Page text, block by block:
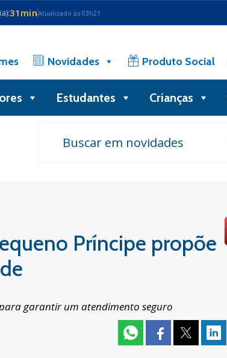
31minAtualizado às 03h21
Novidades Produto Social
Estudantes Crianças
Príncipe propõe
garantir um atendimento seguro